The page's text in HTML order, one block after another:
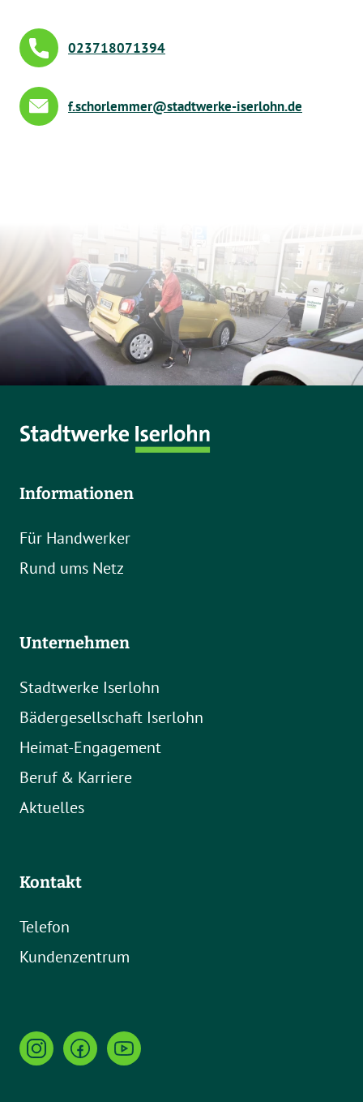
023718071394
fsch rl mm r st dtw rk - s rl hnd
Informationen
Für Handwerker
Rund ums Netz
Unternehmen
Stadtwerke Iserlohn
Bädergesellschaft Iserlohn
Heimat-Engagement
Beruf & Karriere
Aktuelles
Kontakt
Telefon
Kundenzentrum